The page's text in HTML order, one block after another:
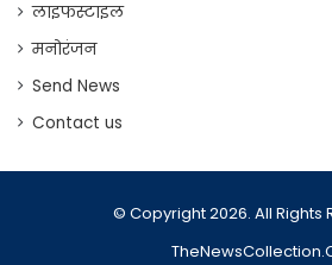
लाइफस्टाइल
मनोरंजन
Send News
Contact us
© Copyright 2026. All Rights